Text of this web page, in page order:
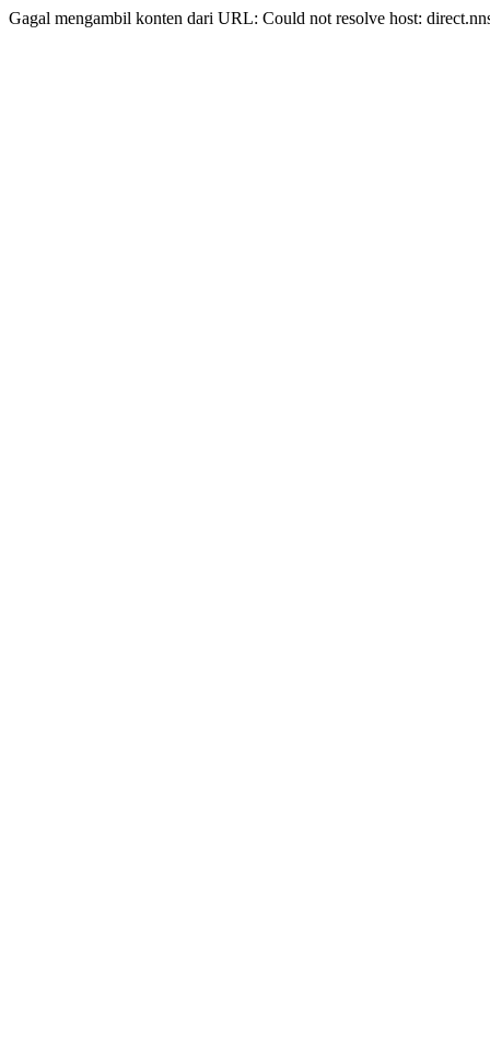
Gagal mengambil konten dari URL: Could not resolve host: